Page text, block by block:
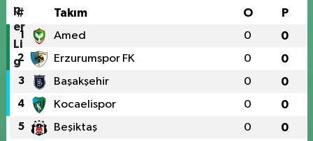
# Takım O P
1 Amed 0 0
2 Erzurumspor FK 0 0
3 Başakşehir 0 0
4 Kocaelispor 0 0
5 Beşiktaş 0 0